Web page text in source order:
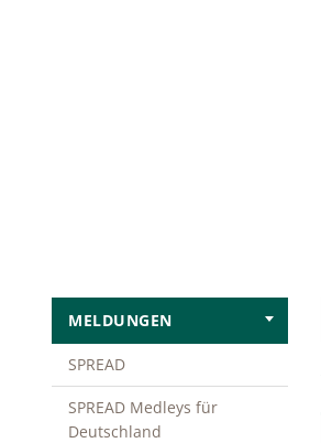
MELDUNGEN
SPREAD
SPREAD Medleys für
Deutschland